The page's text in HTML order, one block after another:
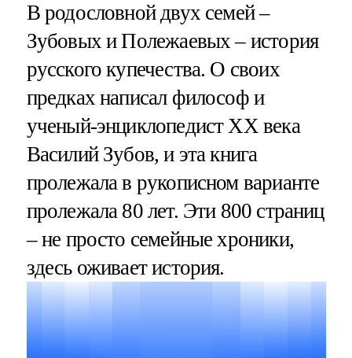
В родословной двух семей –
Зубовых и Полежаевых – история
русского купечества. О своих
предках написал философ и
ученый-энциклопедист XX века
Василий Зубов, и эта книга
пролежала в рукописном варианте
пролежала 80 лет. Эти 800 страниц
– не просто семейные хроники,
здесь оживает история.